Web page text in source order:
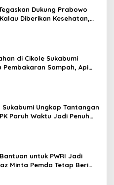
Dukung Prabowo
Diberikan Kesehatan,
di Cikole Sukabumi
Pembakaran Sampah, Api
Sukabumi Ungkap Tantangan
Paruh Waktu Jadi Penuh
untuk PWRI Jadi
Minta Pemda Tetap Beri